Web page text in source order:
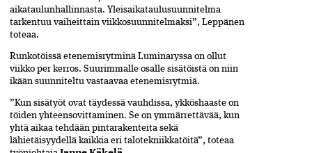
aikataulunhallinnasta. Yleisaikataulusuunnitelma
tarkentuu vaiheittain viikkosuunnitelmaksi”, Leppänen
toteaa.
Runkotöissä etenemisrytminä Luminaryssa on ollut
viikko per kerros. Suurimmalle osalle sisätöistä on niin
ikään suunniteltu vastaavaa etenemisrytmiä.
”Kun sisätyöt ovat täydessä vauhdissa, ykköshaaste on
töiden yhteensovittaminen. Se on ymmärrettävää, kun
yhtä aikaa tehdään pintarakenteita sekä
lähietäisyydellä kaikkia eri talotekniikkatöitä”, toteaa